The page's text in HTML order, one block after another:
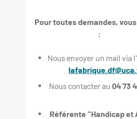
Pour toutes demandes,
:
Nous envoyer un mail via
Nous contacter au04 73
Référente "Handicap et